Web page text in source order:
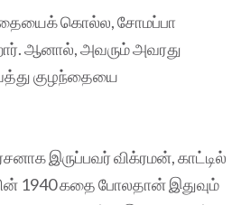
கொல்ல, சோமப்பா
ஆனால், அவரும் அவரது
குழந்தையை
இருப்பவர் விக்ரமன், காட்டில்
1940 கதை போலதான் இதுவும்